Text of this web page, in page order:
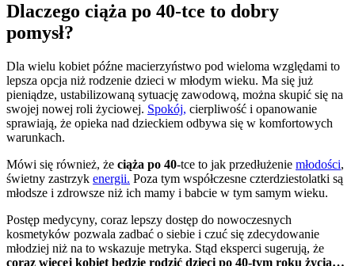
Dlaczego ciąża po 40-tce to dobry
pomysł?
Dla wielu kobiet późne macierzyństwo pod wieloma względami to
lepsza opcja niż rodzenie dzieci w młodym wieku. Ma się już
pieniądze, ustabilizowaną sytuację zawodową, można skupić się na
swojej nowej roli życiowej. Spokój, cierpliwość i opanowanie
sprawiają, że opieka nad dzieckiem odbywa się w komfortowych
warunkach.
Mówi się również, że ciąża po 40-tce to jak przedłużenie młodości,
świetny zastrzyk energii. Poza tym współczesne czterdziestolatki są
młodsze i zdrowsze niż ich mamy i babcie w tym samym wieku.
Postęp medycyny, coraz lepszy dostęp do nowoczesnych
kosmetyków pozwala zadbać o siebie i czuć się zdecydowanie
młodziej niż na to wskazuje metryka. Stąd eksperci sugerują, że
coraz więcej kobiet będzie rodzić dzieci po 40-tym roku życia…